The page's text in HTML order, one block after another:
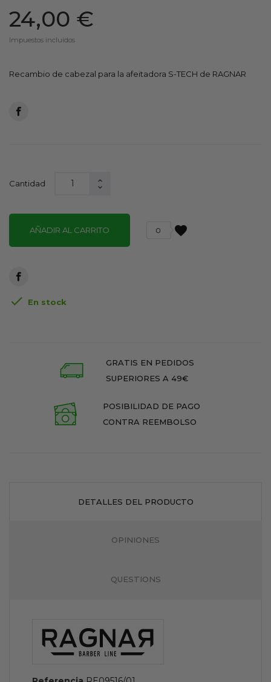
24,00 €
Impuestos incluidos
Recambio de cabezal para la afeitadora S-TECH de RAGNAR
Cantidad
AÑADIR AL CARRITO favorite
0
 En stock
GRATIS EN PEDIDOS
SUPERIORES A 49€
POSIBILIDAD DE PAGO
CONTRA REEMBOLSO
DETALLES DEL PRODUCTO
OPINIONES
QUESTIONS